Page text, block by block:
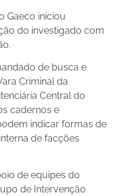
Gaeco iniciou
do investigado com
de busca e
Criminal da
Central do
cadernos e
indicar formas de
de facções
de equipes do
de Intervenção